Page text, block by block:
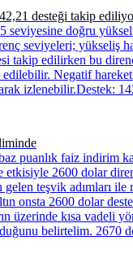
desteği takip
seviyesine doğru
seviyeleri; yükseliş
takip edilirken bu
Negatif
izlenebilir.Destek:
puanlık faiz indirim
etkisiyle 2600 dolar
teşvik adımları ile
onsta 2600 dolar
üzerinde kısa vadeli
belirtelim. 2670